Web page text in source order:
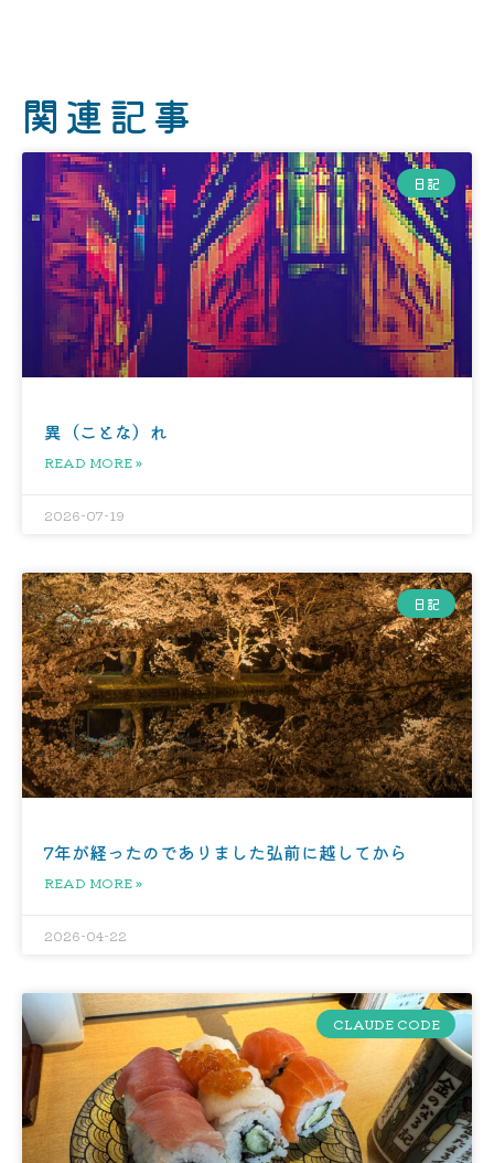
関連記事
日記
異（ことな）れ
READ MORE »
2026-07-19
日記
7年が経ったのでありました弘前に越してから
READ MORE »
2026-04-22
CLAUDE CODE